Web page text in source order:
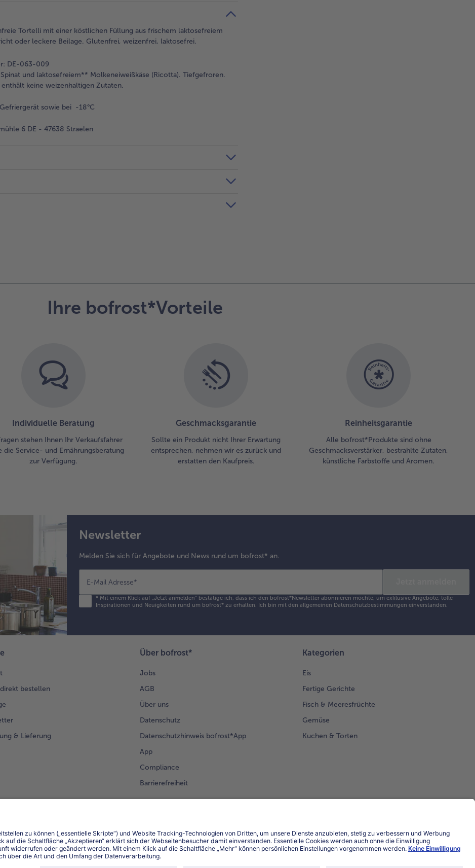
Tortelli mit einer köstlichen Füllung aus frischem laktosefreiem
oder leckere Beilage. Glutenfrei, weizenfrei, laktosefrei.
DE-063-009
und laktosefreiem** Molkeneiweißkäse (Ricotta). Tiefgefroren.
keine weizenhaltigen Zutaten.
sowie bei -18°C
6 DE - 47638 Straelen
Ihre bofrost*Vorteile
Individuelle Beratung
stehen Ihnen Ihr Verkaufsfahrer
die Service- und Ernährungsberatung
zur Verfügung.
Geschmacksgarantie
Sollte ein Produkt nicht Ihrer Erwartung
entsprechen, nehmen wir es zurück und
erstatten den Kaufpreis.
Reinheitsgarantie
Alle bofrost*Produkte sind ohne
Geschmacksverstärker, bestrahlte Zutaten,
künstliche Farbstoffe und Aromen.
Newsletter
Melden Sie sich für Angebote und News rund um bofrost* an.
E-Mail Adresse*
*Mit einem Klick auf „Jetzt anmelden" bestätige ich, dass ich den bofrost*Newsletter abonnieren möchte, um exklusive Angebote, tolle
Inspirationen und Neuigkeiten rund um bofrost* zu erhalten. Ich bin mit den allgemeinen Datenschutzbestimmungen einverstanden.
bestellen
& Lieferung
Über bofrost*
Jobs
AGB
Über uns
Datenschutz
Datenschutzhinweis bofrost*App
App
Compliance
Barrierefreiheit
Kategorien
Eis
Fertige Gerichte
Fisch & Meeresfrüchte
Gemüse
Kuchen & Torten
Land / Sprache wählen